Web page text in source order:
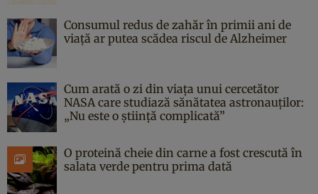
Consumul redus de zahăr în primii ani de
viață ar putea scădea riscul de Alzheimer
Cum arată o zi din viața unui cercetător
NASA care studiază sănătatea astronauților:
„Nu este o știință complicată”
O proteină cheie din carne a fost crescută în
salata verde pentru prima dată